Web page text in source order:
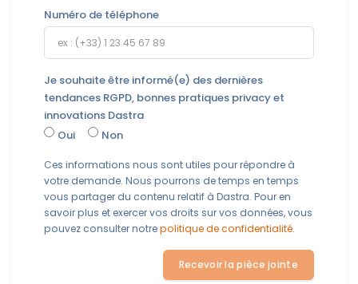
Numéro de téléphone
Je souhaite être informé(e) des dernières
tendances RGPD, bonnes pratiques privacy et
innovations Dastra
Oui
Non
Ces informations nous sont utiles pour répondre à
votre demande. Nous pourrons de temps en temps
vous partager du contenu relatif à Dastra. Pour en
savoir plus et exercer vos droits sur vos données, vous
pouvez consulter notrepolitique de confidentialité.
Recevoir la pièce jointe